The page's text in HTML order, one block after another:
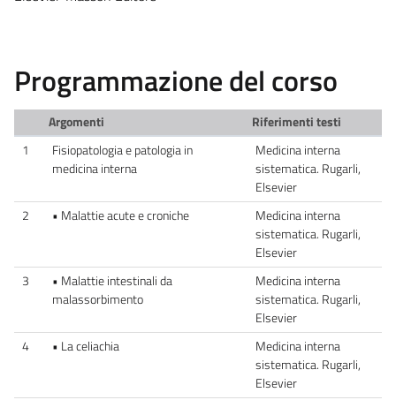
Programmazione del corso
Argomenti
Riferimenti testi
1
Fisiopatologia e patologia in
medicina interna
Medicina interna
sistematica. Rugarli,
Elsevier
2
• Malattie acute e croniche
Medicina interna
sistematica. Rugarli,
Elsevier
3
• Malattie intestinali da
malassorbimento
Medicina interna
sistematica. Rugarli,
Elsevier
4
• La celiachia
Medicina interna
sistematica. Rugarli,
Elsevier